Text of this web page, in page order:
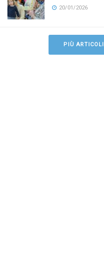
20/01/2026
PIÙ ARTICOLI